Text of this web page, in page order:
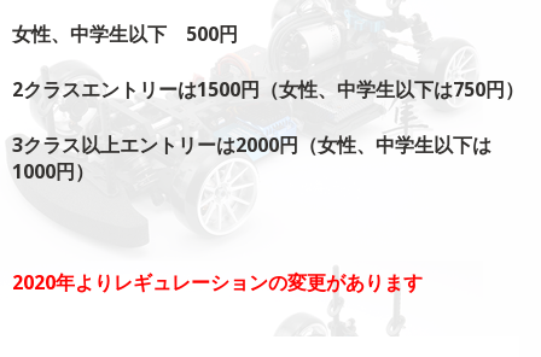
女性、中学生以下 500円
2クラスエントリーは1500円（女性、中学生以下は750円）
3クラス以上エントリーは2000円（女性、中学生以下は
1000円）
2020年よりレギュレーションの変更があります